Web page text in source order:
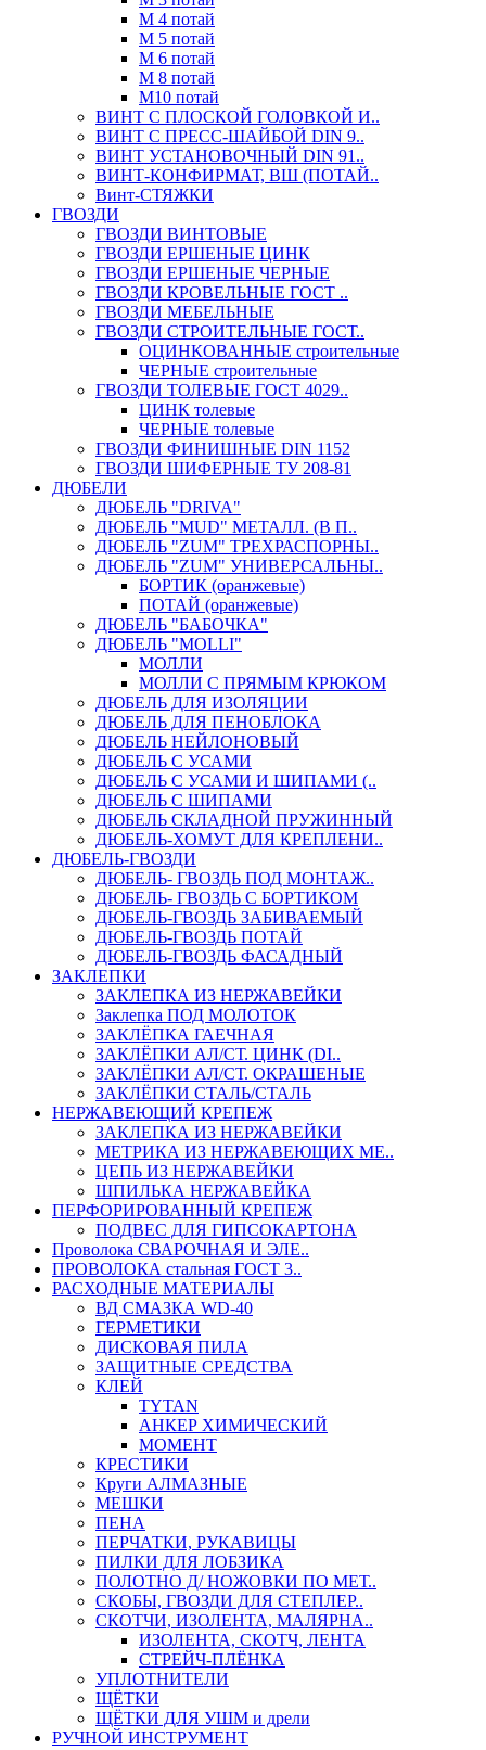
М 4 потай
М 5 потай
М 6 потай
М 8 потай
М10 потай
ВИНТ С ПЛОСКОЙ ГОЛОВКОЙ И..
ВИНТ С ПРЕСС-ШАЙБОЙ DIN 9..
ВИНТ УСТАНОВОЧНЫЙ DIN 91..
ВИНТ-КОНФИРМАТ, ВШ (ПОТАЙ..
Винт-СТЯЖКИ
ГВОЗДИ
ГВОЗДИ ВИНТОВЫЕ
ГВОЗДИ ЕРШЕНЫЕ ЦИНК
ГВОЗДИ ЕРШЕНЫЕ ЧЕРНЫЕ
ГВОЗДИ КРОВЕЛЬНЫЕ ГОСТ ..
ГВОЗДИ МЕБЕЛЬНЫЕ
ГВОЗДИ СТРОИТЕЛЬНЫЕ ГОСТ..
ОЦИНКОВАННЫЕ строительные
ЧЕРНЫЕ строительные
ГВОЗДИ ТОЛЕВЫЕ ГОСТ 4029..
ЦИНК толевые
ЧЕРНЫЕ толевые
ГВОЗДИ ФИНИШНЫЕ DIN 1152
ГВОЗДИ ШИФЕРНЫЕ ТУ 208-81
ДЮБЕЛИ
ДЮБЕЛЬ "DRIVA"
ДЮБЕЛЬ "MUD" МЕТАЛЛ. (В П..
ДЮБЕЛЬ "ZUM" ТРЕХРАСПОРНЫ..
ДЮБЕЛЬ "ZUM" УНИВЕРСАЛЬНЫ..
БОРТИК (оранжевые)
ПОТАЙ (оранжевые)
ДЮБЕЛЬ "БАБОЧКА"
ДЮБЕЛЬ "МOLLI"
МОЛЛИ
МОЛЛИ С ПРЯМЫМ КРЮКОМ
ДЮБЕЛЬ ДЛЯ ИЗОЛЯЦИИ
ДЮБЕЛЬ ДЛЯ ПЕНОБЛОКА
ДЮБЕЛЬ НЕЙЛОНОВЫЙ
ДЮБЕЛЬ С УСАМИ
ДЮБЕЛЬ С УСАМИ И ШИПАМИ (..
ДЮБЕЛЬ С ШИПАМИ
ДЮБЕЛЬ СКЛАДНОЙ ПРУЖИННЫЙ
ДЮБЕЛЬ-ХОМУТ ДЛЯ КРЕПЛЕНИ..
ДЮБЕЛЬ-ГВОЗДИ
ДЮБЕЛЬ- ГВОЗДЬ ПОД МОНТАЖ..
ДЮБЕЛЬ- ГВОЗДЬ С БОРТИКОМ
ДЮБЕЛЬ-ГВОЗДЬ ЗАБИВАЕМЫЙ
ДЮБЕЛЬ-ГВОЗДЬ ПОТАЙ
ДЮБЕЛЬ-ГВОЗДЬ ФАСАДНЫЙ
ЗАКЛЕПКИ
ЗАКЛЕПКА ИЗ НЕРЖАВЕЙКИ
Заклепка ПОД МОЛОТОК
ЗАКЛЁПКА ГАЕЧНАЯ
ЗАКЛЁПКИ АЛ/СТ. ЦИНК (DI..
ЗАКЛЁПКИ АЛ/СТ. ОКРАШЕНЫЕ
ЗАКЛЁПКИ СТАЛЬ/СТАЛЬ
НЕРЖАВЕЮЩИЙ КРЕПЕЖ
ЗАКЛЕПКА ИЗ НЕРЖАВЕЙКИ
МЕТРИКА ИЗ НЕРЖАВЕЮЩИХ МЕ..
ЦЕПЬ ИЗ НЕРЖАВЕЙКИ
ШПИЛЬКА НЕРЖАВЕЙКА
ПЕРФОРИРОВАННЫЙ КРЕПЕЖ
ПОДВЕС ДЛЯ ГИПСОКАРТОНА
Проволока СВАРОЧНАЯ И ЭЛЕ..
ПРОВОЛОКА стальная ГОСТ 3..
РАСХОДНЫЕ МАТЕРИАЛЫ
ВД СМАЗКА WD-40
ГЕРМЕТИКИ
ДИСКОВАЯ ПИЛА
ЗАЩИТНЫЕ СРЕДСТВА
КЛЕЙ
TYTAN
АНКЕР ХИМИЧЕСКИЙ
МОМЕНТ
КРЕСТИКИ
Круги АЛМАЗНЫЕ
МЕШКИ
ПЕНА
ПЕРЧАТКИ, РУКАВИЦЫ
ПИЛКИ ДЛЯ ЛОБЗИКА
ПОЛОТНО Д/ НОЖОВКИ ПО МЕТ..
СКОБЫ, ГВОЗДИ ДЛЯ СТЕПЛЕР..
СКОТЧИ, ИЗОЛЕНТА, МАЛЯРНА..
ИЗОЛЕНТА, СКОТЧ, ЛЕНТА
СТРЕЙЧ-ПЛЁНКА
УПЛОТНИТЕЛИ
ЩЁТКИ
ЩЁТКИ ДЛЯ УШМ и дрели
РУЧНОЙ ИНСТРУМЕНТ